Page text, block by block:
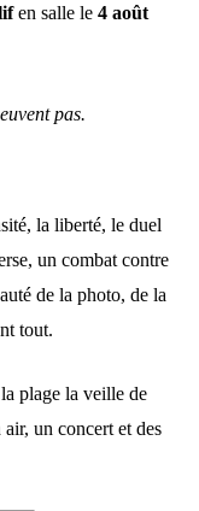
en salle le 4 août
pas.
la liberté, le duel
un combat contre
de la photo, de la
tout.
plage la veille de
un concert et des